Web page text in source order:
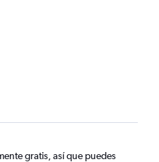
gratis, así que puedes